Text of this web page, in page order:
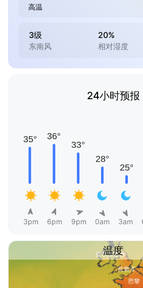
高温
3级
东南风
20%
相对湿度
24小时预报
3pm 6pm 9pm 0am 3am
温度